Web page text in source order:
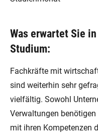
Was erwartet Sie
Studium:
Fachkräfte mit
sind weiterhin sehr
vielfältig. Sowohl
Verwaltungen
mit ihren Kompetenzen